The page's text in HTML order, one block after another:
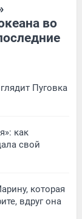
во
Пуговка
как
свой
которая
вдруг она